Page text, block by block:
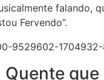
falando,
Fervendo”.
Quente